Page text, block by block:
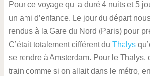
Pour ce voyage qui a duré 4 nuits et 5
un ami d’enfance. Le jour du départ
rendus à la Gare du Nord (Paris) pour
C’était totalement différent du Thalys
se rendre à Amsterdam. Pour le Thalys,
train comme si on allait dans le métro,